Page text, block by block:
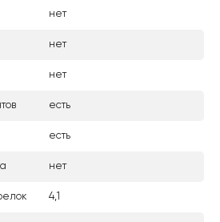
нет
нет
нет
есть
есть
нет
4,1